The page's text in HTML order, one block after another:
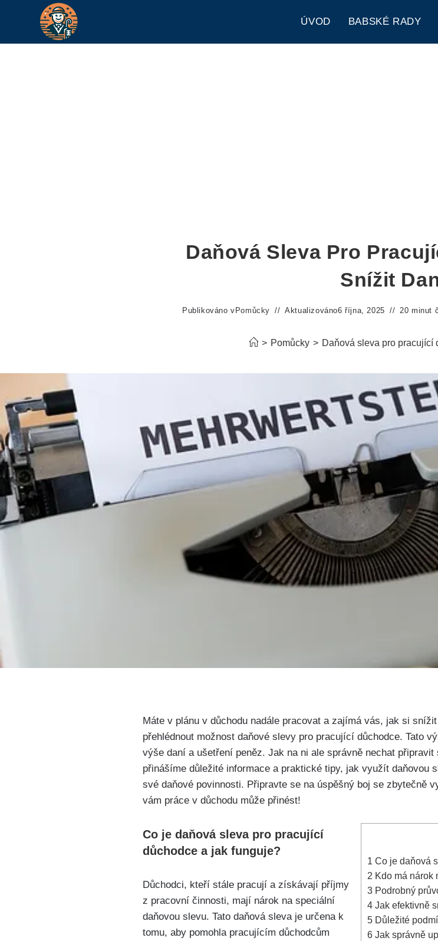
ÚVOD BABSKÉ RADY
Daňová Sleva Pro
Snížit
Publikováno v Pomůcky Aktualizováno6 října, 2025 20 minut
> Pomůcky > Daňová sleva pro pracující
Máte v plánu v důchodu‌ nadále‌ pracovat a zajímá vás, jak si
přehlédnout možnost daňové slevy⁤ pro pracující důchodce.⁤ Tato
výše daní a ušetření peněz. Jak na ni ale správně nechat
přinášíme důležité ⁢informace a‍ praktické tipy, jak využít daňovou
své daňové povinnosti. Připravte se​ na ⁤úspěšný boj se zbytečně
vám práce v důchodu může přinést!
1 Co je daňová
2 Kdo má​ nárok
3 Podrobný
4 Jak efektivně
5 Důležité
6 Jak správně
Co je daňová sleva pro pracující
důchodce a jak funguje?
Důchodci, kteří stále pracují a získávají příjmy
z pracovní⁢ činnosti, mají nárok na speciální
daňovou slevu. Tato daňová‍ sleva je určena k
tomu, aby pomohla pracujícím důchodcům